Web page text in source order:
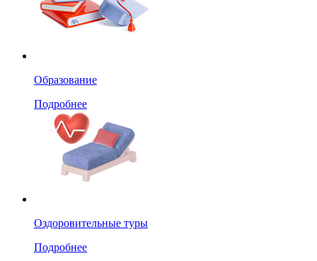
Образование
Подробнее
Оздоровительные туры
Подробнее